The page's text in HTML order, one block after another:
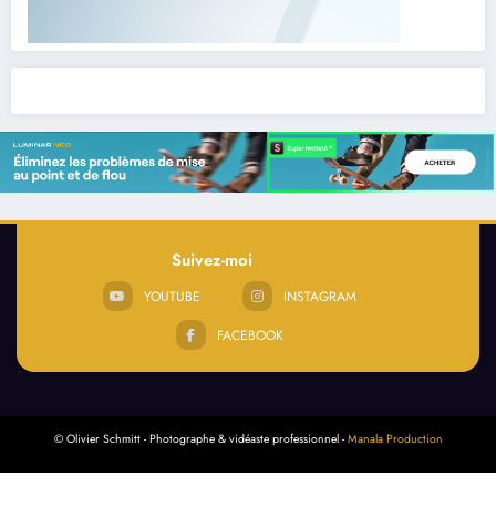
Suivez-moi
YOUTUBE
INSTAGRAM
FACEBOOK
© Olivier Schmitt - Photographe & vidéaste professionnel -Manala Production